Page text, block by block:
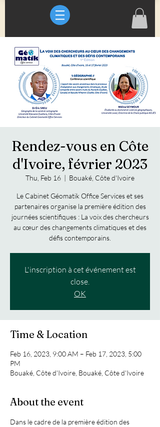
Rendez-vous en Côte
d'Ivoire, février 2023
Thu, Feb 16
  |
Bouaké, Côte d'Ivoire
Le Cabinet Géomatik Office Services et ses
partenaires organise la première édition des
journées scientifiques : La voix des chercheurs
au cœur des changements climatiques et des
défis contemporains.
L'inscription à cet événement est
close.
OK
Time & Location
Feb 16, 2023, 9:00 AM – Feb 17, 2023, 5:00
PM
Bouaké, Côte d'Ivoire, Bouaké, Côte d'Ivoire
About the event
Dans le cadre de la première édition des